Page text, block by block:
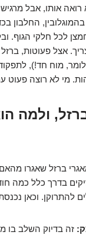
אותו, אבל
החלבון
לכל חלקי הגוף.
אצל פעוטות,
מוח חד!),
מי לא רוצה פעוט
ולמה
ברזל שאגרו
בדרך כלל כמה
להתרוקן. וכאן
זה בדיוק השלב בו